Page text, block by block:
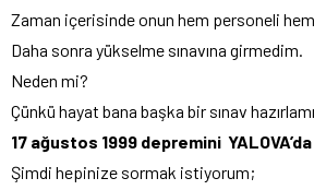
Zaman içerisinde onun hem personeli hem
Daha sonra yükselme sınavına girmedim.
Neden mi?
Çünkü hayat bana başka bir sınav
17 ağustos 1999 depremini YALOVA’da
Şimdi hepinize sormak istiyorum;